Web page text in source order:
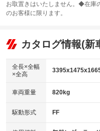
サンルーフ
：装備なし
リフトアップ
：装備なし
：装備なし
パワーウィンドウ
アイドリングストップ
：装備あり
USB入力端子
：装備あり
TV：フルセグ
：装備あり
ビジュアル：-／DVD再生
：装備あり
：装備あり
革シート
キーレス
HID(キセノンライト)
：装備あり
お取置きはいたしません。◆在庫
のお客様に限ります。
カタログ情報(新
全長×全幅
×全高
車両重量 820kg
駆動形式 FF